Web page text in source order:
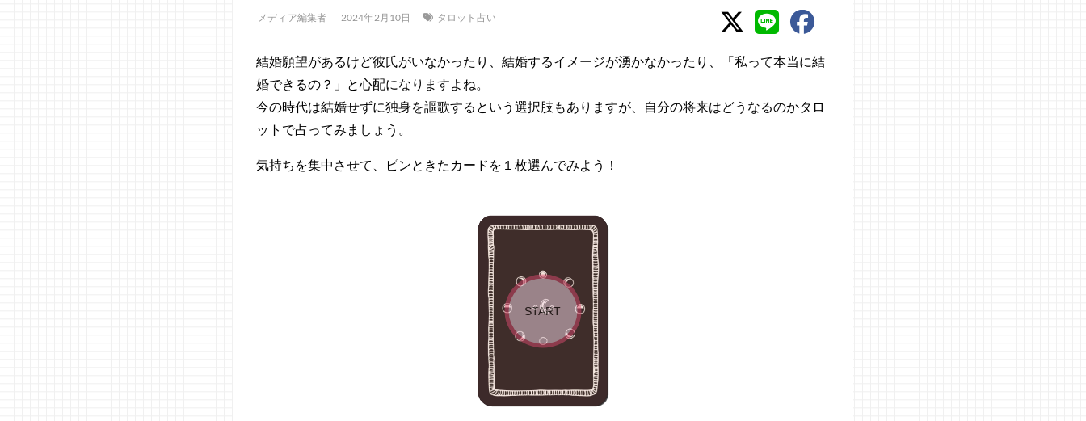
メディア編集者 2024年2月10日 タロット占い
結婚願望があるけど彼氏がいなかったり、結婚するイメージが湧かなかったり、「私って本当に結
婚できるの？」と心配になりますよね。
今の時代は結婚せずに独身を謳歌するという選択肢もありますが、自分の将来はどうなるのかタロ
ットで占ってみましょう。
気持ちを集中させて、ピンときたカードを１枚選んでみよう！
START